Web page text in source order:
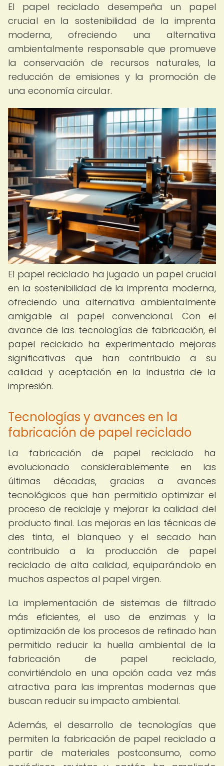
El papel reciclado desempeña un papel
crucial en la sostenibilidad de la imprenta
moderna, ofreciendo una alternativa
ambientalmente responsable que promueve
la conservación de recursos naturales, la
reducción de emisiones y la promoción de
una economía circular.
El papel reciclado ha jugado un papel crucial
en la sostenibilidad de la imprenta moderna,
ofreciendo una alternativa ambientalmente
amigable al papel convencional. Con el
avance de las tecnologías de fabricación, el
papel reciclado ha experimentado mejoras
significativas que han contribuido a su
calidad y aceptación en la industria de la
impresión.
Tecnologías y avances en la
fabricación de papel reciclado
La fabricación de papel reciclado ha
evolucionado considerablemente en las
últimas décadas, gracias a avances
tecnológicos que han permitido optimizar el
proceso de reciclaje y mejorar la calidad del
producto final. Las mejoras en las técnicas de
des tinta, el blanqueo y el secado han
contribuido a la producción de papel
reciclado de alta calidad, equiparándolo en
muchos aspectos al papel virgen.
La implementación de sistemas de filtrado
más eficientes, el uso de enzimas y la
optimización de los procesos de refinado han
permitido reducir la huella ambiental de la
fabricación de papel reciclado,
convirtiéndolo en una opción cada vez más
atractiva para las imprentas modernas que
buscan reducir su impacto ambiental.
Además, el desarrollo de tecnologías que
permiten la fabricación de papel reciclado a
partir de materiales postconsumo, como